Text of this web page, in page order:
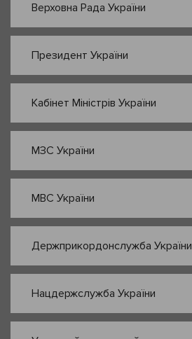
Верховна Рада України
Президент України
Кабінет Міністрів України
МЗС України
МВС України
Держприкордонслужба України
Нацдержслужба України